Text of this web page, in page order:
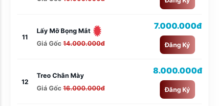
11
Lấy Mỡ Bọng Mắt
Giá Gốc 14.000.000đ
7.000.000đ
Đăng Ký
12
Treo Chân Mày
Giá Gốc 16.000.000đ
8.000.000đ
Đăng Ký